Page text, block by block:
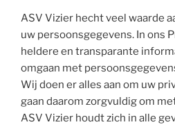
ASV Vizier hecht veel waarde
uw persoonsgegevens. In ons
heldere en transparante
omgaan met
Wij doen er alles aan om uw
gaan daarom zorgvuldig om
ASV Vizier houdt zich in alle